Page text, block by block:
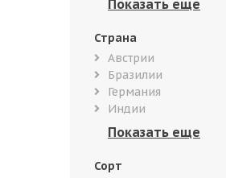
Страна
Австрии
Бразилии
Германия
Индии
Сорт